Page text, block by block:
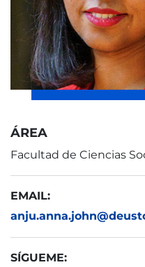
ÁREA
Facultad de Ciencias
EMAIL:
SÍGUEME: